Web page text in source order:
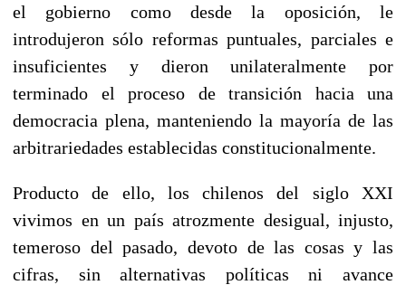
el gobierno como desde la oposición, le
introdujeron sólo reformas puntuales, parciales e
insuficientes y dieron unilateralmente por
terminado el proceso de transición hacia una
democracia plena, manteniendo la mayoría de las
arbitrariedades establecidas constitucionalmente.
Producto de ello, los chilenos del siglo XXI
vivimos en un país atrozmente desigual, injusto,
temeroso del pasado, devoto de las cosas y las
cifras, sin alternativas políticas ni avance